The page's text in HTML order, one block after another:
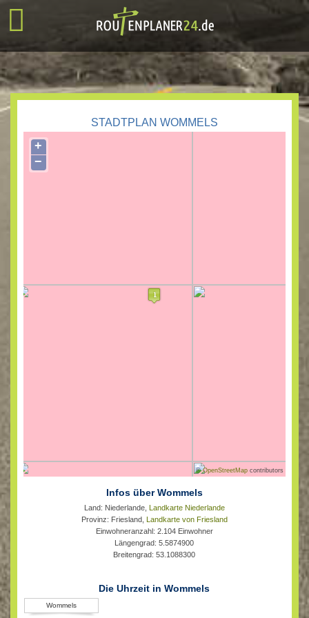
STADTPLAN WOMMELS
+
−
©OpenStreetMap contributors
Infos über Wommels
Land: Niederlande, Landkarte Niederlande
Provinz: Friesland, Landkarte von Friesland
Einwohneranzahl: 2.104 Einwohner
Längengrad: 5.5874900
Breitengrad: 53.1088300
Die Uhrzeit in Wommels
Wommels